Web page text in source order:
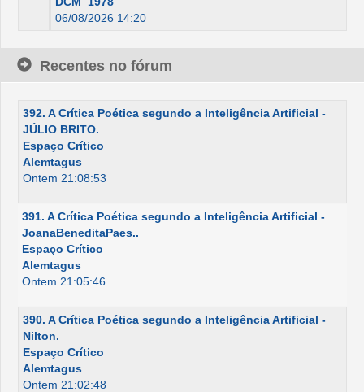
06/08/2026 14:20
Recentes no fórum
392. A Crítica Poética segundo a Inteligência Artificial -
JÚLIO BRITO.
Espaço Crítico
Alemtagus
Ontem 21:08:53
391. A Crítica Poética segundo a Inteligência Artificial -
JoanaBeneditaPaes..
Espaço Crítico
Alemtagus
Ontem 21:05:46
390. A Crítica Poética segundo a Inteligência Artificial -
Nilton.
Espaço Crítico
Alemtagus
Ontem 21:02:48